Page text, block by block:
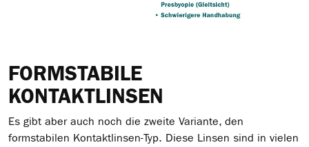
FORMSTABILE
KONTAKTLINSEN
Es gibt aber auch noch die zweite Variante, den
formstabilen Kontaktlinsen-Typ. Diese Linsen sind in vielen